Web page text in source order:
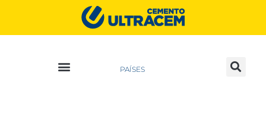
PAÍSES